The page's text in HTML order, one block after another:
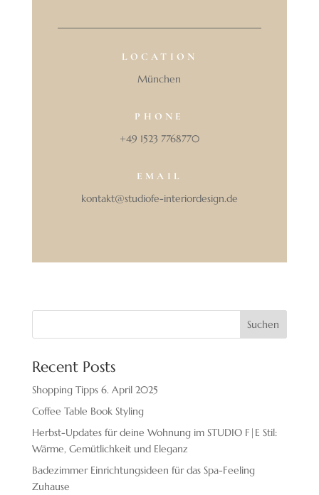
LOCATION
München
PHONE
+49 1523 7768770
EMAIL
kontakt@studiofe-interiordesign.de
Suchen
Recent Posts
Shopping Tipps 6. April 2025
Coffee Table Book Styling
Herbst-Updates für deine Wohnung im STUDIO F|E Stil:
Wärme, Gemütlichkeit und Eleganz
Badezimmer Einrichtungsideen für das Spa-Feeling
Zuhause